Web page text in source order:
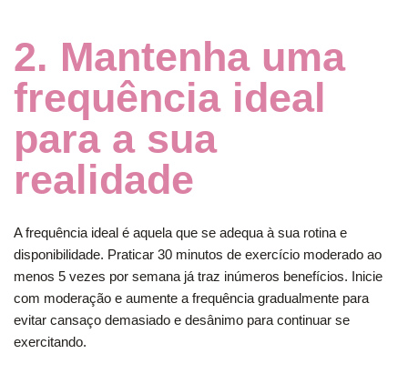
2. Mantenha uma
frequência ideal
para a sua
realidade
A frequência ideal é aquela que se adequa à sua rotina e
disponibilidade. Praticar 30 minutos de exercício moderado ao
menos 5 vezes por semana já traz inúmeros benefícios. Inicie
com moderação e aumente a frequência gradualmente para
evitar cansaço demasiado e desânimo para continuar se
exercitando.